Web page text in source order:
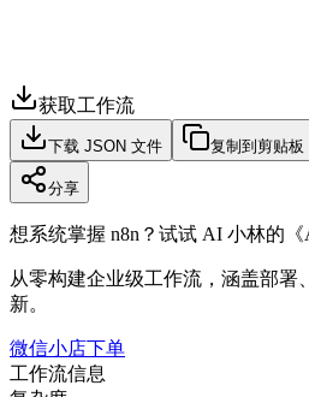
获取工作流
下载 JSON 文件 复制到剪贴板
分享
想系统掌握 n8n？试试 AI 小林的《
从零构建企业级工作流，涵盖部署
新。
微信小店下单
工作流信息